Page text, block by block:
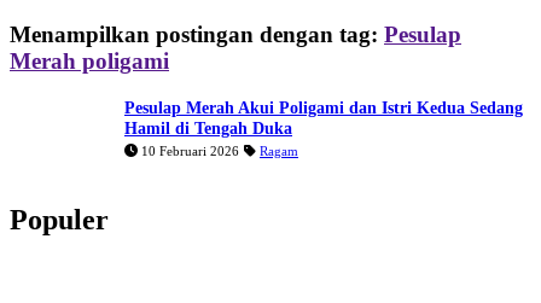
Menampilkan postingan dengan tag: Pesulap
Merah poligami
Pesulap Merah Akui Poligami dan Istri Kedua Sedang
Hamil di Tengah Duka
10 Februari 2026 Ragam
Populer